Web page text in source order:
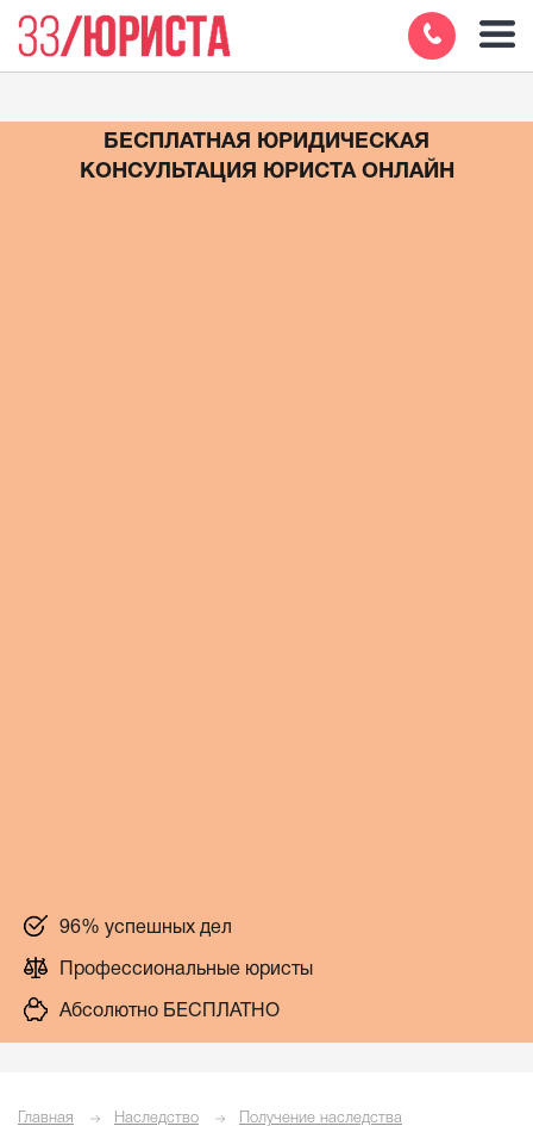
БЕСПЛАТНАЯ ЮРИДИЧЕСКАЯ
КОНСУЛЬТАЦИЯ ЮРИСТА ОНЛАЙН
96% успешных дел
Профессиональные юристы
Абсолютно БЕСПЛАТНО
Главная Наследство
Получение наследства